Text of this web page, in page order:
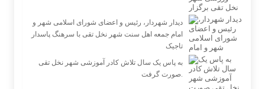
دیدار شهردار، رئیس و اعضای شورای اسلامی شهر و
امام جمعه اهل سنت شهر نخل تقی با سرهنگ پاسدار
تاجیک
به پاس یک سال تلاش کادر آموزشی شهر نخل تقی
صورت گرفت.